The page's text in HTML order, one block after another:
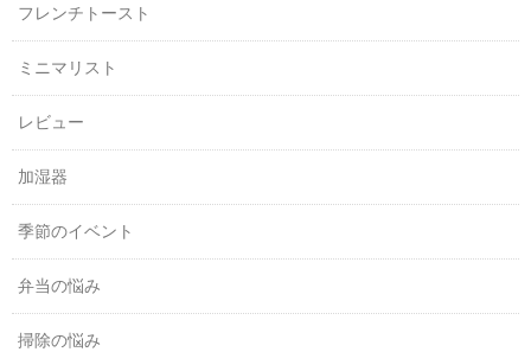
フレンチトースト
ミニマリスト
レビュー
加湿器
季節のイベント
弁当の悩み
掃除の悩み